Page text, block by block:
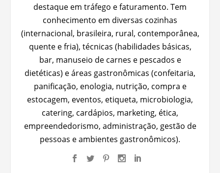
destaque em tráfego e faturamento. Tem
conhecimento em diversas cozinhas
(internacional, brasileira, rural, contemporânea,
quente e fria), técnicas (habilidades básicas,
bar, manuseio de carnes e pescados e
dietéticas) e áreas gastronômicas (confeitaria,
panificação, enologia, nutrição, compra e
estocagem, eventos, etiqueta, microbiologia,
catering, cardápios, marketing, ética,
empreendedorismo, administração, gestão de
pessoas e ambientes gastronômicos).